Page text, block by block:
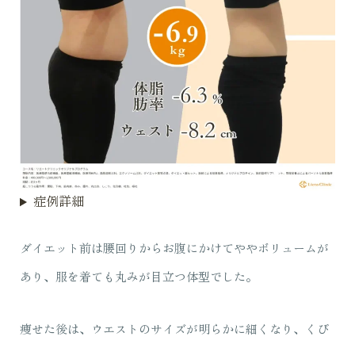
症例詳細
ダイエット前は腰回りからお腹にかけてややボリュームが
あり、服を着ても丸みが目立つ体型でした。
痩せた後は、ウエストのサイズが明らかに細くなり、くび